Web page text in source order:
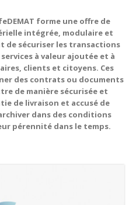
forme une offre de
intégrée, modulaire et
de sécuriser les transactions
à valeur ajoutée et à
clients et citoyens. Ces
des contrats ou documents
de manière sécurisée et
de livraison et accusé de
dans des conditions
pérennité dans le temps.